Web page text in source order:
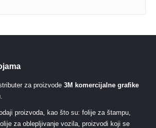
za proizvode 3M komercijalne grafike
proizvoda, kao što su: folije za štampu,
za oblepljivanje vozila, proizvodi koji se